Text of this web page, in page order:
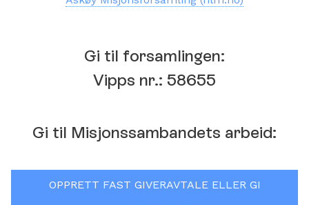
Gi til forsamlingen:
Vipps nr.: 58655
Gi til Misjonssambandets arbeid:
OPPRETT FAST GIVERAVTALE ELLER GI